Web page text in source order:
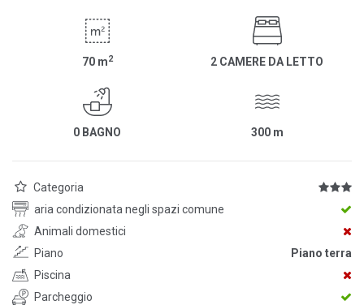
70 m2 2 CAMERE DA LETTO
0 BAGNO 300 m
Categoria
aria condizionata negli spazi comune
Animali domestici
Piano
Piano terra
Piscina
Parcheggio